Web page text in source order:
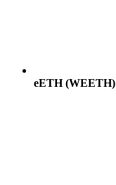
eETH(WEETH)